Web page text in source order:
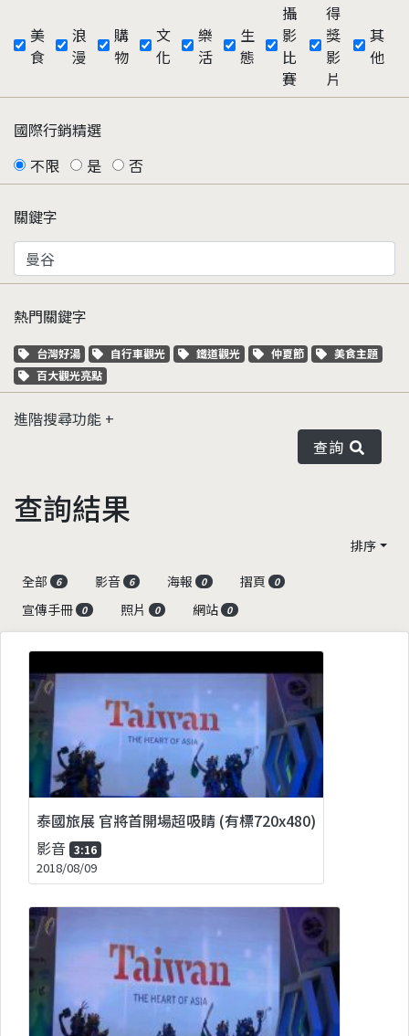
美
食
浪
漫
購
物
文
化
樂
活
生
態
攝
影
比
賽
得
獎
影
片
其
他
國際行銷精選
不限
是 否
關鍵字
熱門關鍵字
關鍵字標籤
台灣好湯 關鍵字標籤
自行車觀光 關鍵字標籤
鐵道觀光 關鍵字標籤
仲夏節 關鍵字標籤
美食主題
關鍵字標籤
百大觀光亮點
進階搜尋功能
查詢
查詢結果
排序
全部
6 影音 6 海報 0 摺頁 0
宣傳手冊 0 照片 0 網站 0
泰國旅展 官將首開場超吸睛 (有標720x480)
影音 3:16
2018/08/09